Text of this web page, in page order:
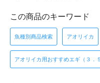
この商品のキーワード
魚種別商品検索 アオリイカ
アオリイカ用おすすめエギ（３．